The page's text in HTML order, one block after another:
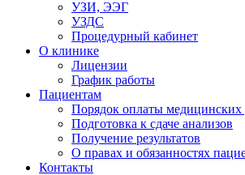
УЗИ, ЭЭГ
УЗДС
Процедурный кабинет
О клинике
Лицензии
График работы
Пациентам
Порядок оплаты медицинских
Подготовка к сдаче анализов
Получение результатов
О правах и обязанностях
Контакты